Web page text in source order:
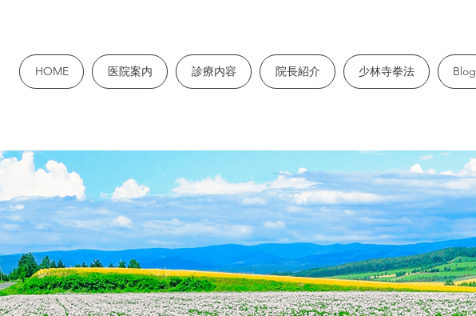
HOME 医院案内 診療内容 院長紹介 少林寺拳法 Blog